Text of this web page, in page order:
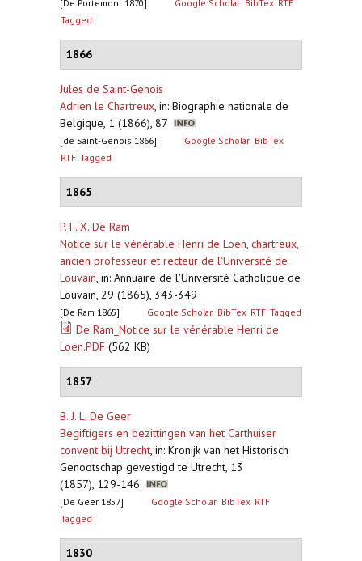
[De Portemont 1870] Google Scholar BibTex RTF
Tagged
1866
Jules de Saint-Genois
Adrien le Chartreux, in: Biographie nationale de
Belgique, 1 (1866), 87
[de Saint-Genois 1866] Google Scholar BibTex
RTF Tagged
1865
P. F. X. De Ram
Notice sur le vénérable Henri de Loen, chartreux,
ancien professeur et recteur de l'Université de
Louvain, in: Annuaire de l'Université Catholique de
Louvain, 29 (1865), 343-349
[De Ram 1865] Google Scholar BibTex RTF Tagged
De Ram_Notice sur le vénérable Henri de
Loen.PDF (562 KB)
1857
B. J. L. De Geer
Begiftigers en bezittingen van het Carthuiser
convent bij Utrecht, in: Kronijk van het Historisch
Genootschap gevestigd te Utrecht, 13
(1857), 129-146
[De Geer 1857] Google Scholar BibTex RTF
Tagged
1830